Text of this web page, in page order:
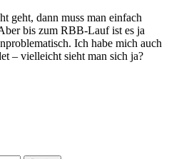
geht, dann muss man einfach
bis zum RBB-Lauf ist es ja
Ich habe mich auch
– vielleicht sieht man sich ja?